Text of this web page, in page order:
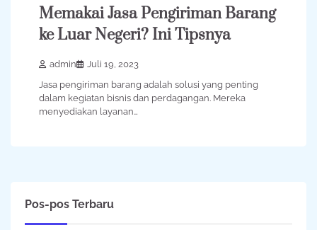
Memakai Jasa Pengiriman Barang
ke Luar Negeri? Ini Tipsnya
admin
Juli 19, 2023
Jasa pengiriman barang adalah solusi yang penting
dalam kegiatan bisnis dan perdagangan. Mereka
menyediakan layanan…
Pos-pos Terbaru